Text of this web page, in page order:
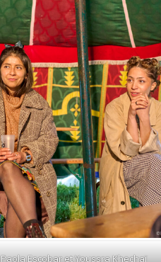
Paola Escobar et Youssra Khechaï